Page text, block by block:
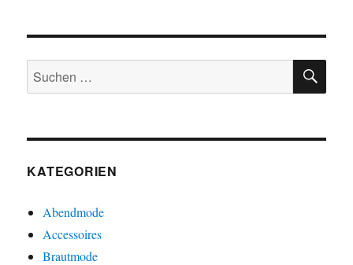
Ich
Tübingen
im
Suchen
nach:
KATEGORIEN
Abendmode
Accessoires
Brautmode